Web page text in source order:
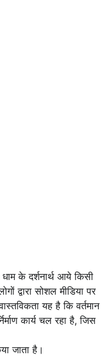
के दर्शनार्थ आये किसी
द्वारा सोशल मीडिया पर
यह है कि वर्तमान
कार्य चल रहा है, जिस
जाता है।